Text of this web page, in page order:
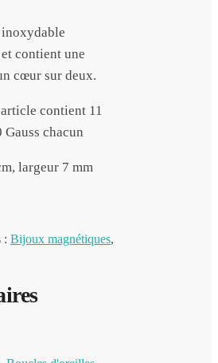
inoxydable
contient une
cœur sur deux.
contient 11
chacun
largeur 7 mm
: Bijoux magnétiques,